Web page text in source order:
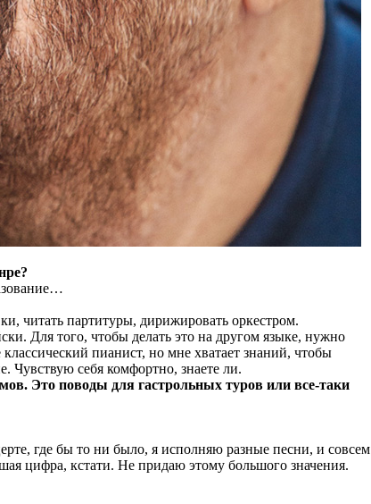
читать партитуры, дирижировать оркестром.
Для того, чтобы делать это на другом языке, нужно
пианист, но мне хватает знаний, чтобы
Чувствую себя комфортно, знаете ли.
Это поводы для гастрольных туров или все-таки
где бы то ни было, я исполняю разные песни, и совсем
цифра, кстати. Не придаю этому большого значения.